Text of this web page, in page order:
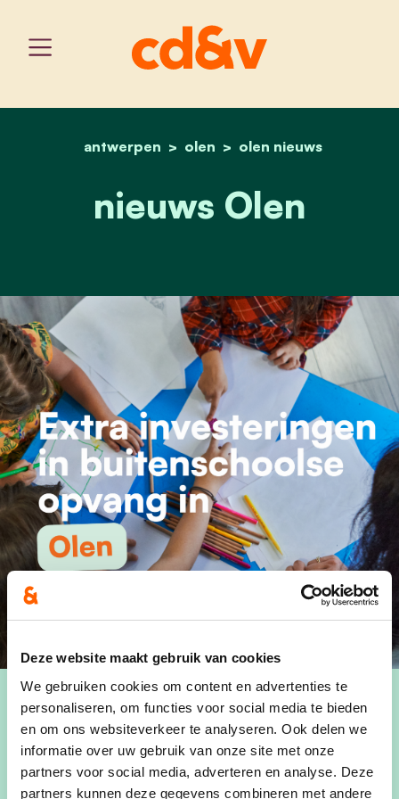
Deze website maakt gebruik van cookies
We gebruiken cookies om content en advertenties te
personaliseren, om functies voor social media te bieden
en om ons websiteverkeer te analyseren. Ook delen we
informatie over uw gebruik van onze site met onze
partners voor social media, adverteren en analyse. Deze
partners kunnen deze gegevens combineren met andere
home
antwerpen olen olen nieuws
nieuws olen
nieuws Olen